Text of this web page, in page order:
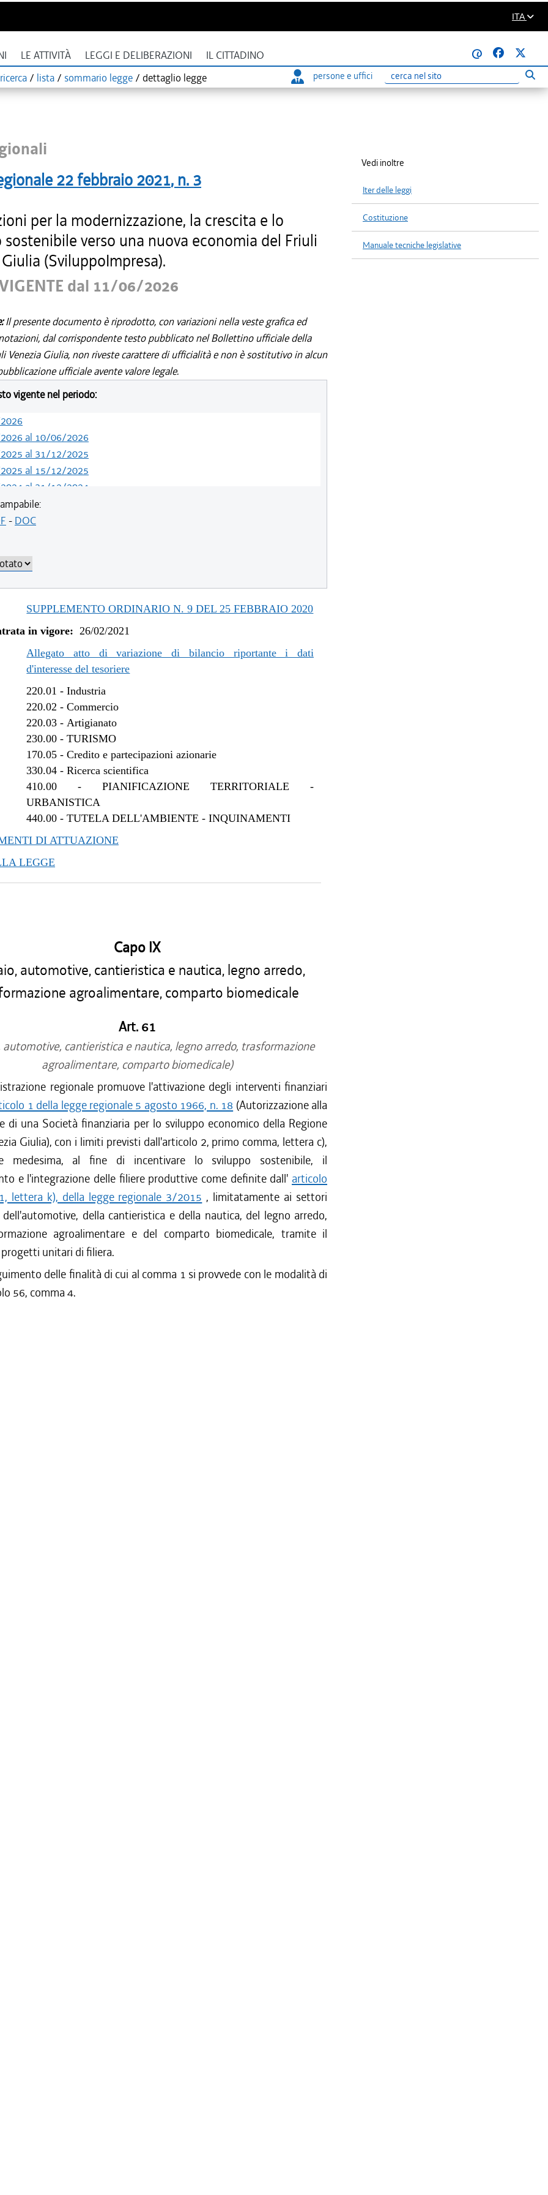
ITA
LE ATTIVITÀ LEGGI E DELIBERAZIONI IL CITTADINO
@
ricerca / lista / sommario legge / dettaglio legge persone e uffici
Ricerca
22 febbraio 2021, n. 3
per la modernizzazione, la crescita e lo
sostenibile verso una nuova economia del Friuli
(SviluppoImpresa).
dal 11/06/2026
Il presente documento è riprodotto, con variazioni nella veste grafica ed
dal corrispondente testo pubblicato nel Bollettino ufficiale della
Venezia Giulia, non riveste carattere di ufficialità e non è sostitutivo in alcun
ufficiale avente valore legale.
vigente nel periodo:
al 10/06/2026
al 31/12/2025
al 15/12/2025
al 31/12/2024
al 09/08/2024
al 13/05/2024
al 30/10/2023
al 11/08/2023
al 06/03/2023
al 31/12/2022
al 13/06/2022
al 31/12/2021
2021 al 15/12/2021
al 26/10/2021
al 11/08/2021
2021 al 26/04/2021
- DOC
SUPPLEMENTO ORDINARIO N. 9 DEL 25 FEBBRAIO 2020
in vigore: 26/02/2021
Allegato atto di variazione di bilancio riportante i dati
d'interesse del tesoriere
220.01 -Industria
220.02 -Commercio
220.03 -Artigianato
230.00 -TURISMO
170.05 -Credito e partecipazioni azionarie
330.04 -Ricerca scientifica
410.00 -PIANIFICAZIONE TERRITORIALE -
URBANISTICA
440.00 -TUTELA DELL'AMBIENTE - INQUINAMENTI
DI ATTUAZIONE
LEGGE
Capo IX
automotive, cantieristica e nautica, legno arredo,
agroalimentare, comparto biomedicale
Art. 61
automotive, cantieristica e nautica, legno arredo, trasformazione
agroalimentare, comparto biomedicale)
regionale promuove l'attivazione degli interventi finanziari
1 della legge regionale 5 agosto 1966, n. 18 (Autorizzazione alla
di una Società finanziaria per lo sviluppo economico della Regione
Giulia), con i limiti previsti dall'articolo 2, primo comma, lettera c),
medesima, al fine di incentivare lo sviluppo sostenibile, il
e l'integrazione delle filiere produttive come definite dall' articolo
lettera k), della legge regionale 3/2015 , limitatamente ai settori
dell'automotive, della cantieristica e della nautica, del legno arredo,
agroalimentare e del comparto biomedicale, tramite il
unitari di filiera.
delle finalità di cui al comma 1 si provvede con le modalità di
56, comma 4.
Vedi inoltre
Iter delle leggi
Costituzione
Manuale tecniche legislative